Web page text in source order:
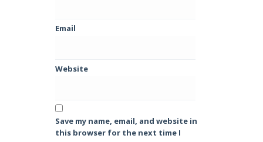
Email
Website
Save my name, email, and website in
this browser for the next time I